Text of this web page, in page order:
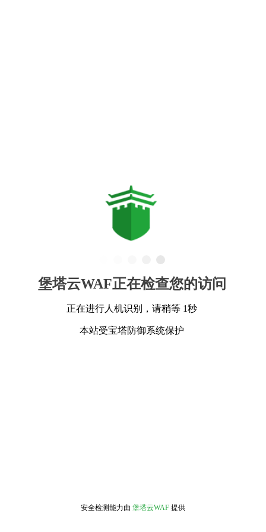
堡塔云WAF正在检查您的访问
正在进行人机识别，请稍等 1秒
本站受宝塔防御系统保护
安全检测能力由 堡塔云WAF 提供